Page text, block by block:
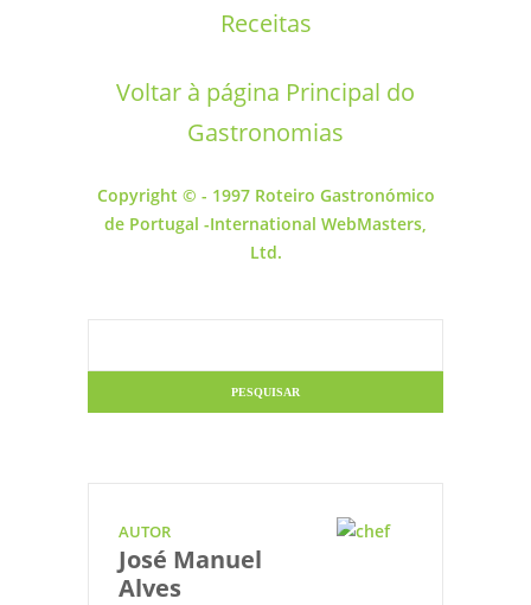
Receitas
Voltar à página Principal do
Gastronomias
Copyright © - 1997 Roteiro Gastronómico
de Portugal -International WebMasters,
Ltd.
AUTOR
José Manuel
Alves